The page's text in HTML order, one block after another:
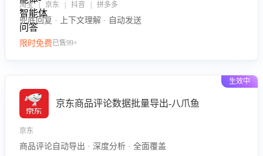
淘宝 | 京东 | 抖音 | 拼多多
兜底回复 · 上下文理解 · 自动发送
限时免费已售99+
生效中
京东商品评论数据批量导出-八爪鱼
京东
商品评论自动导出 · 深度分析 · 全面覆盖